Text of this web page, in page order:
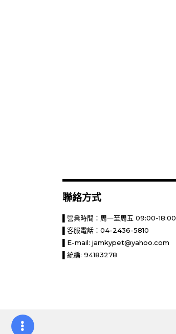
聯絡方式
▌營業時間：周一至周五 09:00-18:00
▌客服電話：04-2436-5810
▌E-mail: jamkypet@yahoo.com
▌統編: 94183278